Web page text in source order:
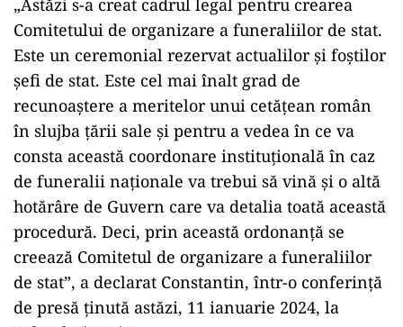
„Astăzi s-a creat cadrul legal pentru crearea
Comitetului de organizare a funeraliilor de stat.
Este un ceremonial rezervat actualilor şi foştilor
şefi de stat. Este cel mai înalt grad de
recunoaştere a meritelor unui cetăţean român
în slujba ţării sale şi pentru a vedea în ce va
consta această coordonare instituţională în caz
de funeralii naţionale va trebui să vină şi o altă
hotărâre de Guvern care va detalia toată această
procedură. Deci, prin această ordonanţă se
creează Comitetul de organizare a funeraliilor
de stat”, a declarat Constantin, într-o conferinţă
de presă ținută astăzi, 11 ianuarie 2024, la